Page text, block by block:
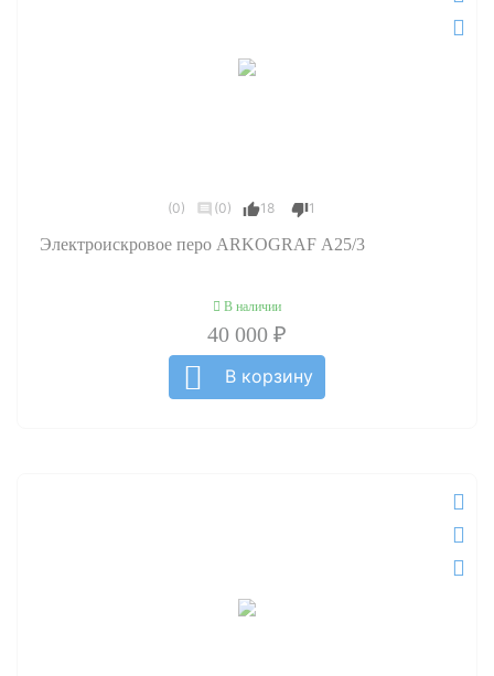
(0) (0) 18 1
Электроискровое перо ARKOGRAF А25/3
В наличии
40 000 ₽
В корзину